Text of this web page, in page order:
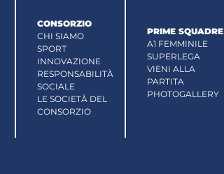
CONSORZIO
CHI SIAMO
SPORT
INNOVAZIONE
RESPONSABILITÀ
SOCIALE
LE SOCIETÀ DEL
CONSORZIO
PRIME SQUADRE
A1 FEMMINILE
SUPERLEGA
VIENI ALLA
PARTITA
PHOTOGALLERY